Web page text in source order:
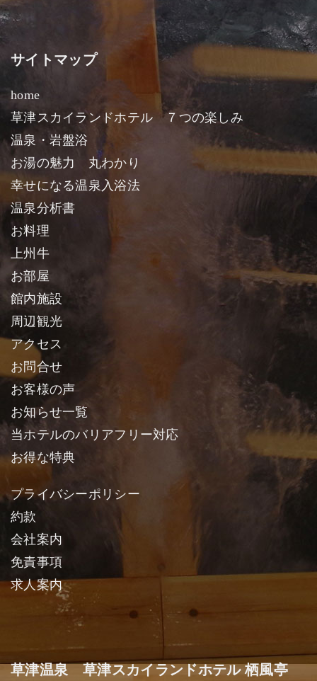
サイトマップ
home
草津スカイランドホテル ７つの楽しみ
温泉・岩盤浴
お湯の魅力 丸わかり
幸せになる温泉入浴法
温泉分析書
お料理
上州牛
お部屋
館内施設
周辺観光
アクセス
お問合せ
お客様の声
お知らせ一覧
当ホテルのバリアフリー対応
お得な特典
プライバシーポリシー
約款
会社案内
免責事項
求人案内
草津温泉 草津スカイランドホテル 栖風亭